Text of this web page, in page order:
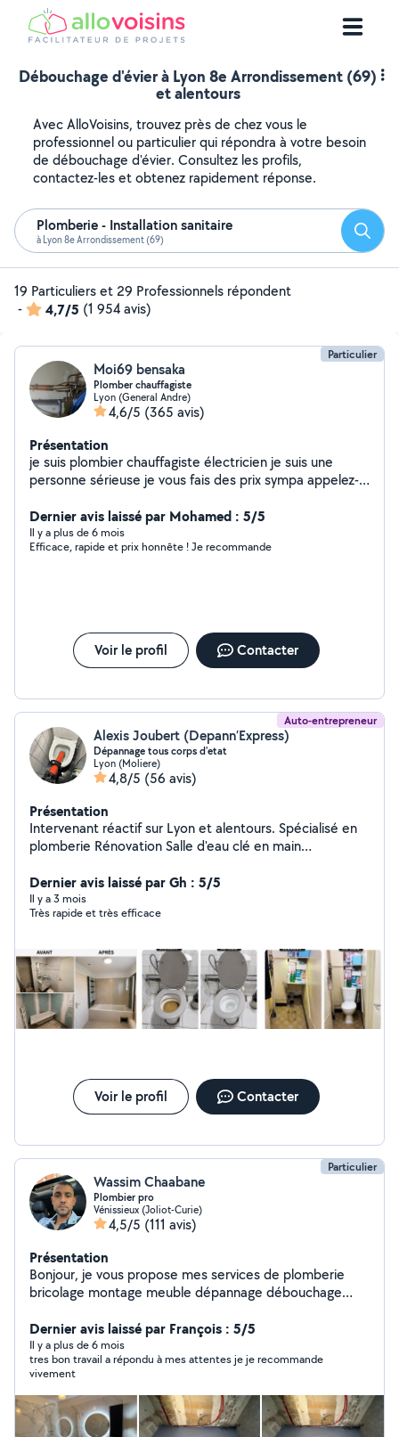
Débouchage d'évier à Lyon 8e Arrondissement (69)
et alentours
Avec AlloVoisins, trouvez près de chez vous le
professionnel ou particulier qui répondra à votre besoin
de débouchage d'évier. Consultez les profils,
contactez-les et obtenez rapidement réponse.
Plomberie - Installation sanitaire
à Lyon 8e Arrondissement (69)
19 Particuliers et 29 Professionnels répondent
-
4,7/5 (1 954 avis)
Particulier
Moi69 bensaka
Plomber chauffagiste
Lyon (General Andre)
4,6/5 (365 avis)
Présentation
je suis plombier chauffagiste électricien je suis une
personne sérieuse je vous fais des prix sympa appelez-
Dernier avis laissé par Mohamed : 5/5
Il y a plus de 6 mois
Efficace, rapide et prix honnête ! Je recommande
Voir le profil Contacter
Auto-entrepreneur
Alexis Joubert (Depann’Express)
Dépannage tous corps d'etat
Lyon (Moliere)
4,8/5 (56 avis)
Présentation
Intervenant réactif sur Lyon et alentours. Spécialisé en
plomberie Rénovation Salle d'eau clé en main
canalisation, chauffe-eau Devis + déplacement gratuits
Dernier avis laissé par Gh : 5/5
Il y a 3 mois
Très rapide et très efficace
Voir le profil Contacter
Particulier
Wassim Chaabane
Plombier pro
Vénissieux (Joliot-Curie)
4,5/5 (111 avis)
Présentation
Bonjour, je vous propose mes services de plomberie
bricolage montage meuble dépannage débouchage
Dernier avis laissé par François : 5/5
Il y a plus de 6 mois
tres bon travail a répondu à mes attentes je je recommande
vivement